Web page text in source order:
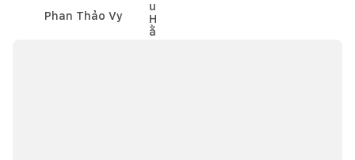
Phan Thảo Vy